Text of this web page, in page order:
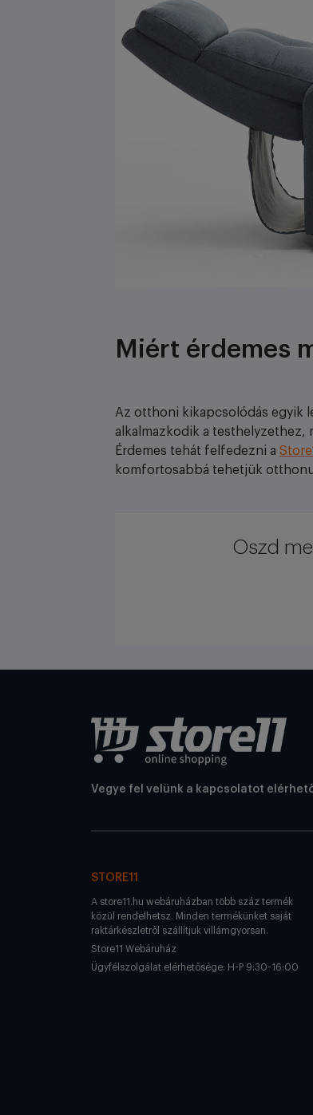
Miért érdemes
Az otthoni kikapcsolódás egyik
alkalmazkodik a
Érdemes tehát felfedezni a
komfortosabbá tehetjük
Oszd
Vegye fel velünk a kapcsolatot
STORE11
A store11.hu webáruházban több száz termék
közül rendelhetsz. Minden termékünket saját
raktárkészletről szállítjuk villámgyorsan.
Store11 Webáruház
Ügyfélszolgálat elérhetősége: H-P 9:30-16:00